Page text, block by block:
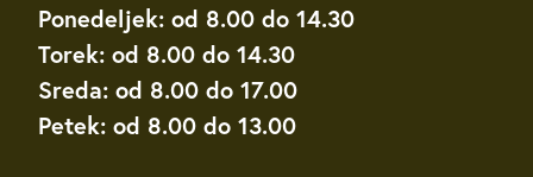
Ponedeljek: od 8.00 do 14.30
Torek: od 8.00 do 14.30
Sreda: od 8.00 do 17.00
Petek: od 8.00 do 13.00